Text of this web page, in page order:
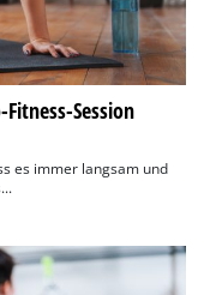
Session
es immer langsam und